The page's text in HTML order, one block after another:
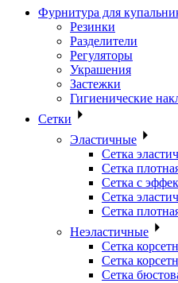
Фурнитура для
Резинки
Разделители
Регуляторы
Украшения
Застежки
Гигиенические
Сетки
Эластичные
Сетка
Сетка
Сетка с
Сетка
Сетка
Неэластичные
Сетка
Сетка
Сетка